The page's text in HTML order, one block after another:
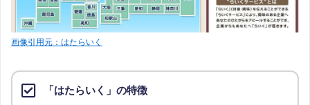
画像引用元：はたらいく
「はたらいく」の特徴